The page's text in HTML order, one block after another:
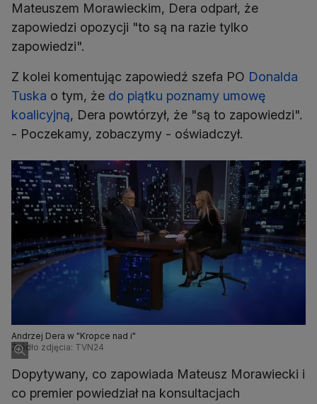
Mateuszem Morawieckim, Dera odparł, że
zapowiedzi opozycji "to są na razie tylko
zapowiedzi".
Z kolei komentując zapowiedź szefa PO Donalda
Tuska o tym, że do piątku poznamy umowę
koalicyjną, Dera powtórzył, że "są to zapowiedzi".
- Poczekamy, zobaczymy - oświadczył.
Andrzej Dera w "Kropce nad i"
Źródło zdjęcia: TVN24
Dopytywany, co zapowiada Mateusz Morawiecki i
co premier powiedział na konsultacjach